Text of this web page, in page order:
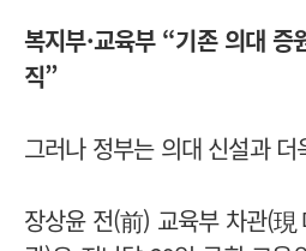
복지부·교육부 “기존 의대
직”
그러나 정부는 의대 신설과
장상윤 전(前) 교육부 차관(現